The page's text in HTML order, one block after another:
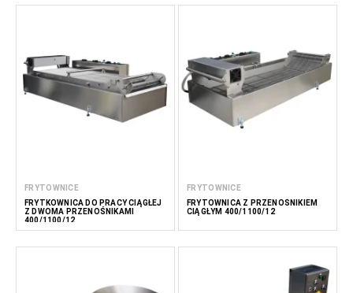
orzechów, producentów żywności, firm z branży HoReCa
Przeczytaj
mniej
FRYTOWNICE
FRYTKOWNICA DO PRACY CIĄGŁEJ
Z DWOMA PRZENOŚNIKAMI
400/1100/12
FRYTOWNICE
FRYTOWNICA Z PRZENOŚNIKIEM
CIĄGŁYM 400/1100/12